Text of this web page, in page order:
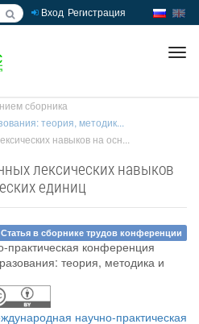
Вход Регистрация
сборника
теория, методик...
навыков на осн...
лексических навыков
единиц
Статья в сборнике трудов конференции
научно-практическая